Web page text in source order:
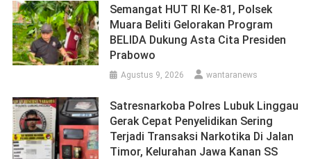
Semangat HUT RI Ke-81, Polsek
Muara Beliti Gelorakan Program
BELIDA Dukung Asta Cita Presiden
Prabowo
Agustus 9, 2026 wantaranews
Satresnarkoba Polres Lubuk Linggau
Gerak Cepat Penyelidikan Sering
Terjadi Transaksi Narkotika Di Jalan
Timor, Kelurahan Jawa Kanan SS